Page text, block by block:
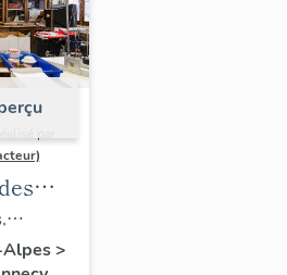
par
>